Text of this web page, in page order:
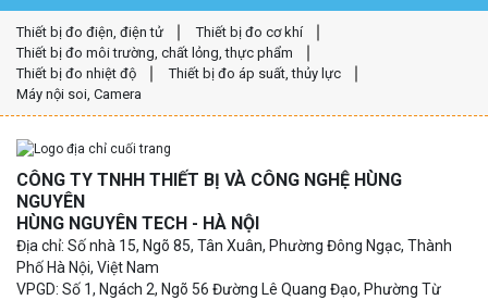
Thiết bị đo điện, điện tử
Thiết bị đo cơ khí
Thiết bị đo môi trường, chất lỏng, thực phẩm
Thiết bị đo nhiệt độ
Thiết bị đo áp suất, thủy lực
Máy nội soi, Camera
CÔNG TY TNHH THIẾT BỊ VÀ CÔNG NGHỆ HÙNG
NGUYÊN
HÙNG NGUYÊN TECH - HÀ NỘI
Địa chỉ: Số nhà 15, Ngõ 85, Tân Xuân, Phường Đông Ngạc, Thành
Phố Hà Nội, Việt Nam
VPGD: Số 1, Ngách 2, Ngõ 56 Đường Lê Quang Đạo, Phường Từ